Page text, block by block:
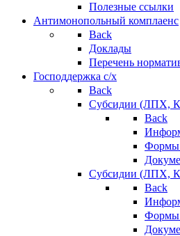
Полезные ссылки
Антимонопольный комплаенс
Back
Доклады
Перечень
Господдержка с/х
Back
Субсидии (ЛПХ,
Back
Формы
Субсидии (ЛПХ,
Back
Формы